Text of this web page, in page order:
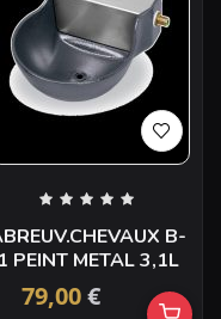
B-
1 PEINT METAL 3,1L
79,00€